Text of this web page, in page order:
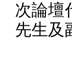
次論壇
先生及